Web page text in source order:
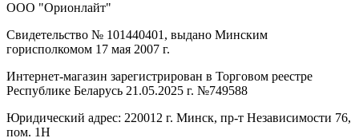
ООО "Орионлайт"
Свидетельство № 101440401, выдано Минским
горисполкомом 17 мая 2007 г.
Интернет-магазин зарегистрирован в Торговом реестре
Республике Беларусь 21.05.2025 г. №749588
Юридический адрес: 220012 г. Минск, пр-т Независимости 76,
пом. 1Н